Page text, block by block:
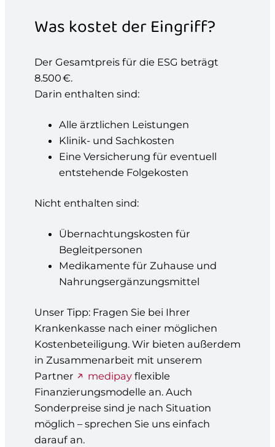
Was kostet der Eingriff?
Der Gesamtpreis für die ESG beträgt
8.500 €.
Darin enthalten sind:
Alle ärztlichen Leistungen
Klinik- und Sachkosten
Eine Versicherung für eventuell
entstehende Folgekosten
Nicht enthalten sind:
Übernachtungskosten für
Begleitpersonen
Medikamente für Zuhause und
Nahrungsergänzungsmittel
Unser Tipp: Fragen Sie bei Ihrer
Krankenkasse nach einer möglichen
Kostenbeteiligung. Wir bieten außerdem
in Zusammenarbeit mit unserem
Partner
medipay flexible
Finanzierungsmodelle an. Auch
Sonderpreise sind je nach Situation
möglich – sprechen Sie uns einfach
darauf an.